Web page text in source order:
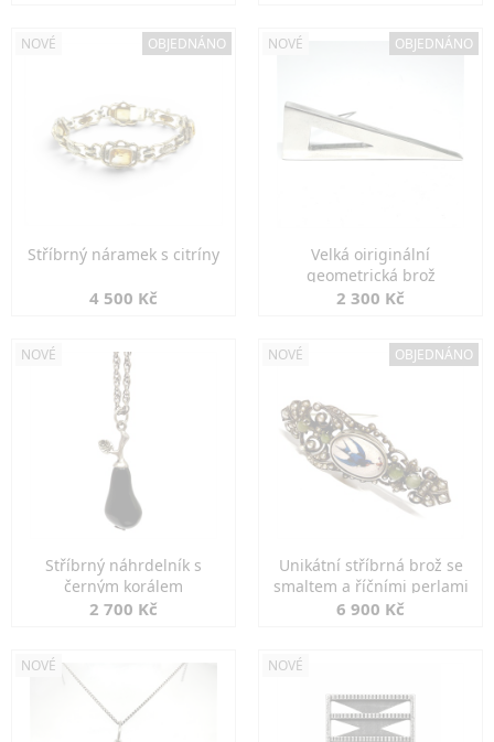
NOVÉ OBJEDNÁNO
Stříbrný náramek s citríny
4 500 Kč
NOVÉ OBJEDNÁNO
Velká oiriginální
geometrická brož
2 300 Kč
NOVÉ
Stříbrný náhrdelník s
černým korálem
2 700 Kč
NOVÉ OBJEDNÁNO
Unikátní stříbrná brož se
smaltem a říčními perlami
6 900 Kč
NOVÉ NOVÉ